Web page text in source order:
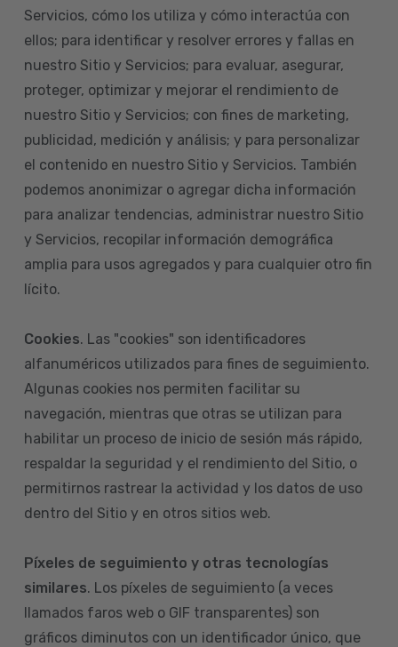
Servicios, cómo los utiliza y cómo interactúa con
ellos; para identificar y resolver errores y fallas en
nuestro Sitio y Servicios; para evaluar, asegurar,
proteger, optimizar y mejorar el rendimiento de
nuestro Sitio y Servicios; con fines de marketing,
publicidad, medición y análisis; y para personalizar
el contenido en nuestro Sitio y Servicios. También
podemos anonimizar o agregar dicha información
para analizar tendencias, administrar nuestro Sitio
y Servicios, recopilar información demográfica
amplia para usos agregados y para cualquier otro fin
lícito.
Cookies. Las "cookies" son identificadores
alfanuméricos utilizados para fines de seguimiento.
Algunas cookies nos permiten facilitar su
navegación, mientras que otras se utilizan para
habilitar un proceso de inicio de sesión más rápido,
respaldar la seguridad y el rendimiento del Sitio, o
permitirnos rastrear la actividad y los datos de uso
dentro del Sitio y en otros sitios web.
Píxeles de seguimiento y otras tecnologías
similares. Los píxeles de seguimiento (a veces
llamados faros web o GIF transparentes) son
gráficos diminutos con un identificador único, que